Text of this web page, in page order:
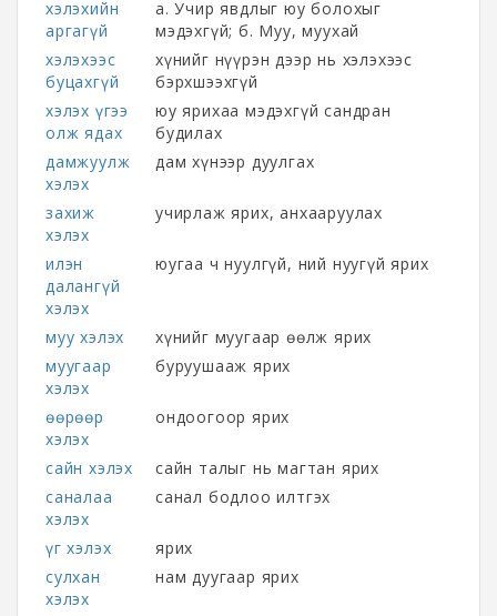
хэлэхийн
аргагүй
а. Учир явдлыг юу болохыг
мэдэхгүй; б. Муу, муухай
хэлэхээс
буцахгүй
хүнийг нүүрэн дээр нь хэлэхээс
бэрхшээхгүй
хэлэх үгээ
олж ядах
юу ярихаа мэдэхгүй сандран
будилах
дамжуулж
хэлэх
дам хүнээр дуулгах
захиж
хэлэх
учирлаж ярих, анхааруулах
илэн
далангүй
хэлэх
юугаа ч нуулгүй, ний нуугүй ярих
муу хэлэх
хүнийг муугаар өөлж ярих
муугаар
хэлэх
буруушааж ярих
өөрөөр
хэлэх
ондоогоор ярих
сайн хэлэх
сайн талыг нь магтан ярих
саналаа
хэлэх
санал бодлоо илтгэх
үг хэлэх
ярих
сулхан
хэлэх
нам дуугаар ярих